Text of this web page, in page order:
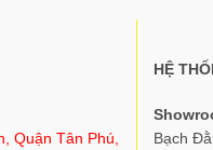
Quận Tân Phú,
HỆ
Bạch